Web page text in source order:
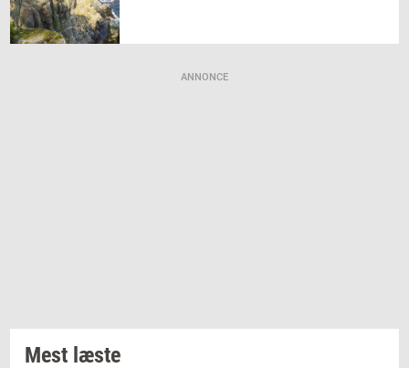
ANNONCE
Mest læste